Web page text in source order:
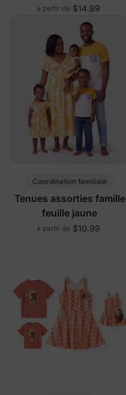
à partir de $14.99
Coordination familiale
Tenues assorties famille
feuille jaune
à partir de $10.99